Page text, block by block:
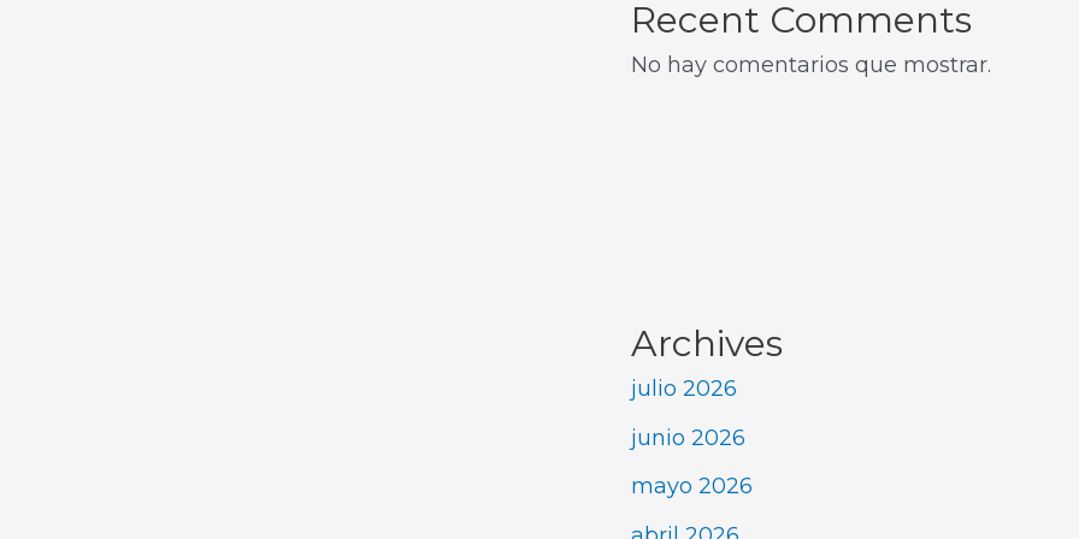
Recent Comments
No hay comentarios que mostrar.
Archives
julio 2026
junio 2026
mayo 2026